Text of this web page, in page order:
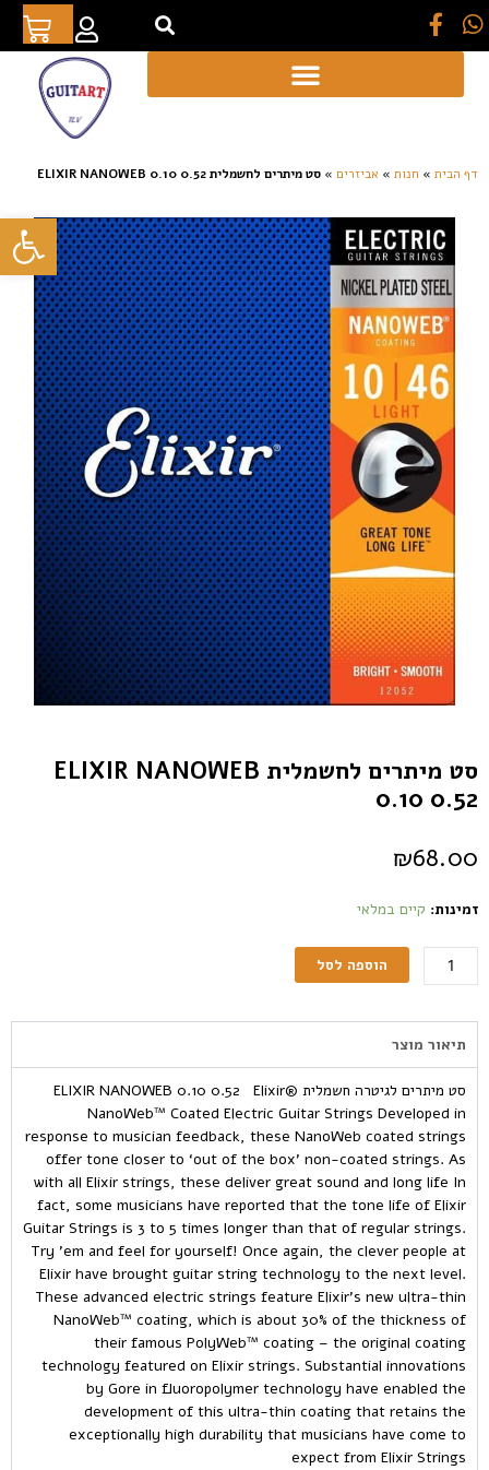
פתח
דף הבית » חנות » אביזרים » סט מיתרים לחשמלית ELIXIR NANOWEB 0.10 0.52
סט מיתרים לחשמלית ELIXIR NANOWEB
0.10 0.52
₪68.00
זמינות: קיים במלאי
הוספה לסל
תיאור מוצר
סט מיתרים לגיטרה חשמלית ELIXIR NANOWEB 0.10 0.52 Elixir®
NanoWeb™ Coated Electric Guitar Strings Developed in
response to musician feedback, these NanoWeb coated strings
offer tone closer to ‘out of the box’ non-coated strings. As
with all Elixir strings, these deliver great sound and long life In
fact, some musicians have reported that the tone life of Elixir
Guitar Strings is 3 to 5 times longer than that of regular strings.
Try ’em and feel for yourself! Once again, the clever people at
Elixir have brought guitar string technology to the next level.
These advanced electric strings feature Elixir’s new ultra-thin
NanoWeb™ coating, which is about 30% of the thickness of
their famous PolyWeb™ coating – the original coating
technology featured on Elixir strings. Substantial innovations
by Gore in fluoropolymer technology have enabled the
development of this ultra-thin coating that retains the
exceptionally high durability that musicians have come to
expect from Elixir Strings